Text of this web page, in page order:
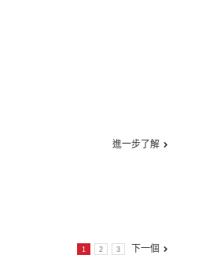
進一步了解
1 2 3 下一個